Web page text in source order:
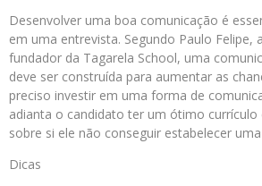
Desenvolver uma boa comunicação é
em uma entrevista. Segundo Paulo Felipe,
fundador da Tagarela School, uma
deve ser construída para aumentar as
preciso investir em uma forma de
adianta o candidato ter um ótimo currículo
sobre si ele não conseguir estabelecer
Dicas